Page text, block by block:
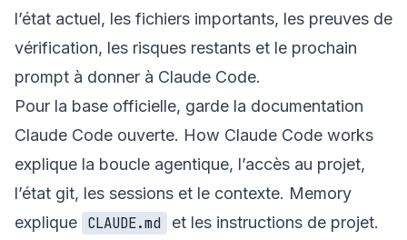
l’état actuel, les fichiers importants, les preuves de
vérification, les risques restants et le prochain
prompt à donner à Claude Code.
Pour la base officielle, garde la documentation
Claude Code ouverte. How Claude Code works
explique la boucle agentique, l’accès au projet,
l’état git, les sessions et le contexte. Memory
explique CLAUDE.md
et les instructions de projet.